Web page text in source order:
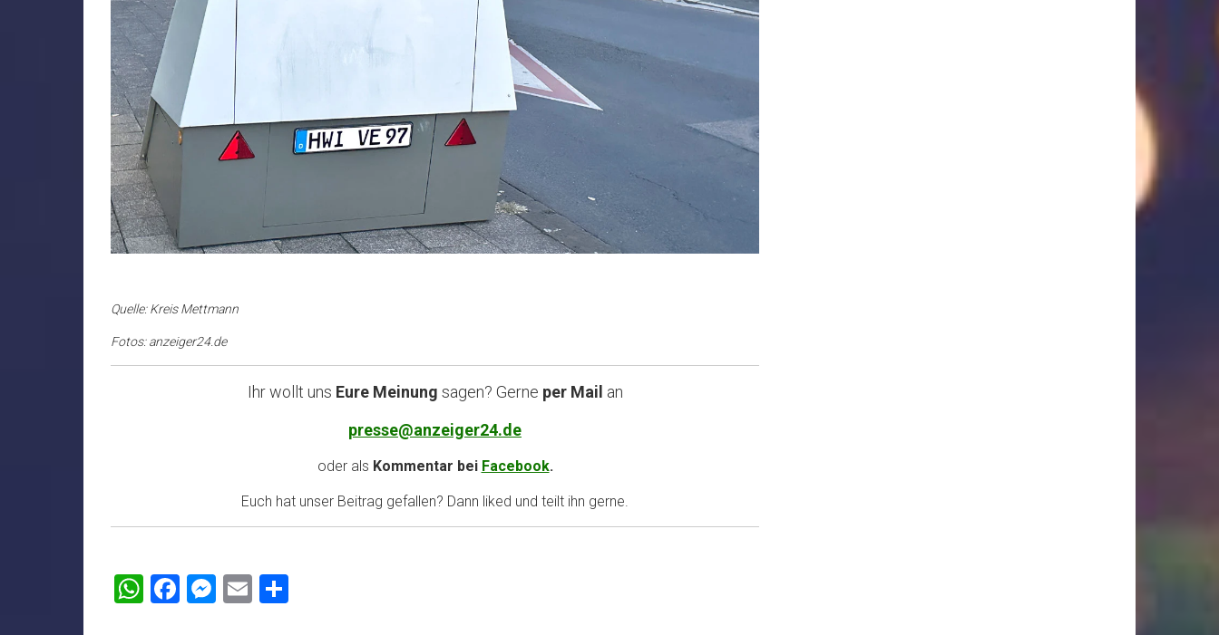
Quelle: Kreis Mettmann
Fotos: anzeiger24.de
Ihr wollt uns Eure Meinung sagen? Gerne per Mail an
presse@anzeiger24.de
oder als Kommentar bei Facebook.
Euch hat unser Beitrag gefallen? Dann liked und teilt ihn gerne.
WhatsApp
Facebook
Messenger
Email